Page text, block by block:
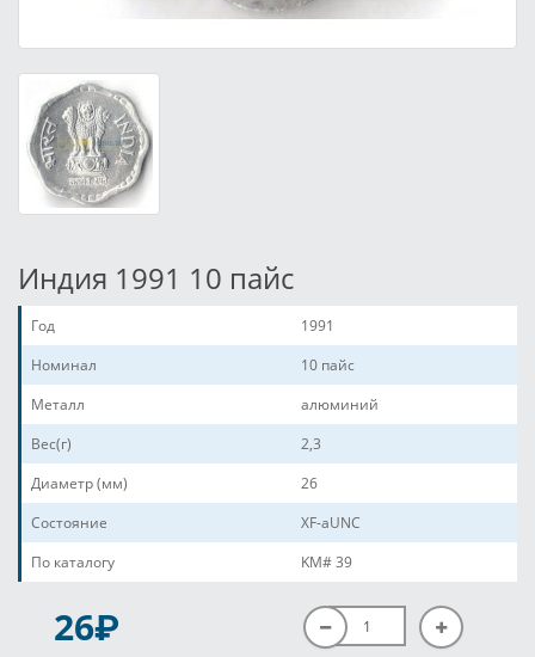
Индия 1991 10 пайс
Год
1991
Номинал
10 пайс
Металл
алюминий
Вес(г)
2,3
Диаметр (мм)
26
Состояние
XF-aUNC
По каталогу
KM# 39
26P